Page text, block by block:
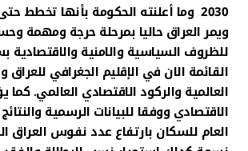
2030 وما أعلنته الحكومة بأنها تخطط حتى عام 2035.
ويمر العراق حاليا بمرحلة حرجة ومهمة
للظروف السياسية والامنية والاقتصادية
القائمة الان في الإقليم الجغرافي للعراق
العالمية والركود الاقتصادي العالمي. كما
الاقتصادي ووفقا للبيانات الرسمية